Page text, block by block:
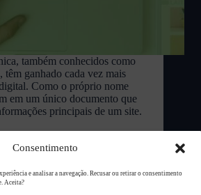
Consentimento
e analisar a navegação. Recusar ou retirar o consentimento
Aceita?
também conhecidos como
têm ganhado cada vez mais
Como o próprio nome
em um único documento que
principais de um site.